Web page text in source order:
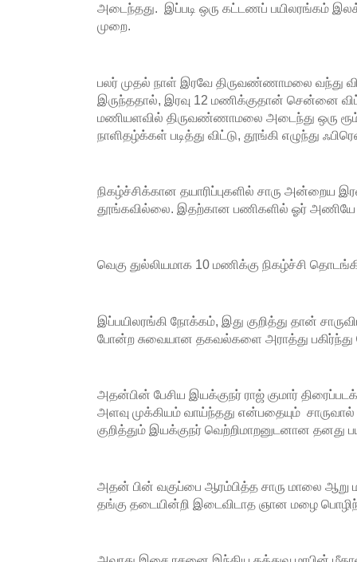
அடைந்தது. இப்படி ஒரு கட்டணப் பயிலரங்கம்
முறை.
பலர் முதல் நாள் இரவே திருவண்ணாமலை வந்து
இருந்ததால், இரவு 12 மணிக்குதான் சென்னை
மணியளவில் திருவண்ணாமலை அடைந்து ஒரு ரூம்
நாளிதழ்க்கள் படித்து விட்டு, தூங்கி எழுந்து
நிகழ்ச்சிக்கான தயாரிப்புகளில் சாரு அன்றைய
தூங்கவில்லை. இதற்கான பணிகளில் ஓர் அணியே
வெகு துல்லியமாக 10 மணிக்கு நிகழ்ச்சி
இப்பயிலரங்கி நோக்கம், இது குறித்து தான்
போன்ற சுவையான தகவல்களை அராத்து
அதன்பின் பேசிய இயக்குநர் ராஜ் குமார்
அளவு முக்கியம் வாய்ந்தது என்பதையும் சாருவால்
குறித்தும் இயக்குநர் வெற்றிமாறனுடனான தனது
அதன் பின் வகுப்பை ஆரம்பித்த சாரு மாலை ஆறு
தங்கு தடையின்றி இடைவிடாத ஞான மழை